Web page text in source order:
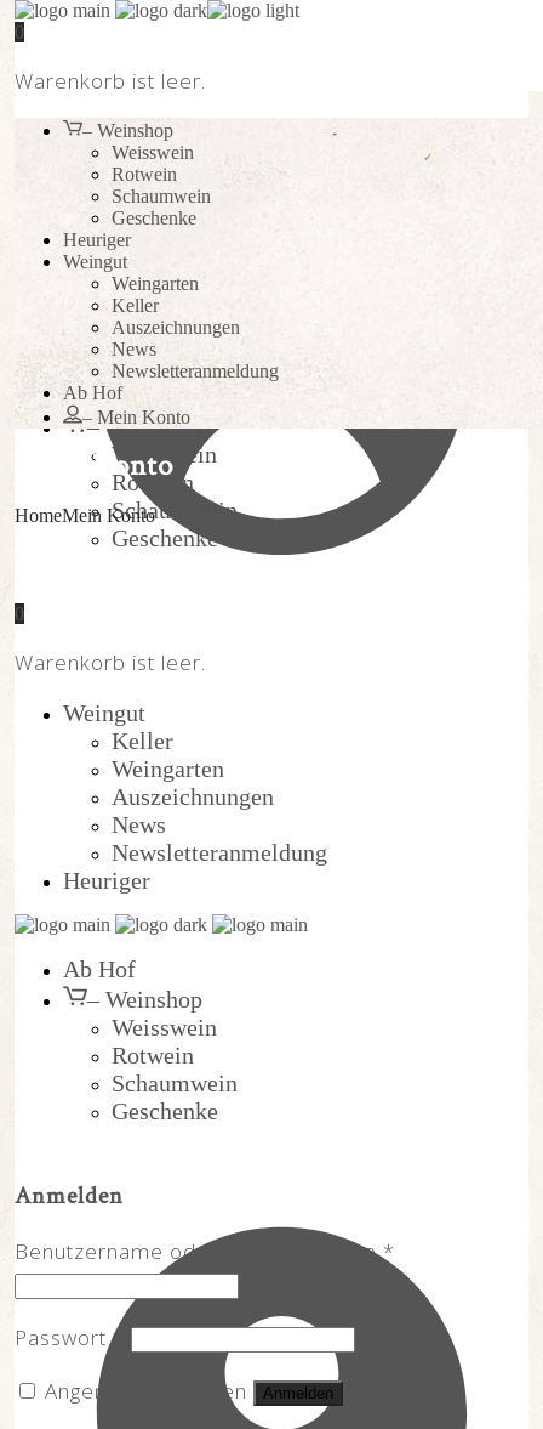
Versand | ab 12 Flaschen gratis (in AUT)
Weingut
Keller
Weingarten
Auszeichnungen
News
Newsletteranmeldung
Heuriger
Ab Hof
– Weinshop
Weisswein
Rotwein
Schaumwein
Geschenke
0
Warenkorb ist leer.
Weingut
Keller
Weingarten
Auszeichnungen
News
Newsletteranmeldung
Heuriger
Ab Hof
– Weinshop
Weisswein
Rotwein
Schaumwein
Geschenke
0
Warenkorb ist leer.
– Weinshop
Weisswein
Rotwein
Schaumwein
Geschenke
Heuriger
Weingut
Weingarten
Keller
Auszeichnungen
News
Newsletteranmeldung
Ab Hof
– Mein Konto
Mein Konto
HomeMein Konto
Anmelden
Benutzername oder E-Mail-Adresse*
Passwort* Erforderlich
Angemeldet bleiben
Anmelden